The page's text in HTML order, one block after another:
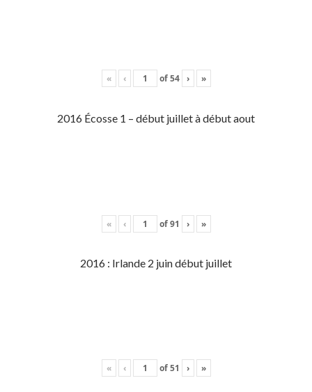
« ‹ of54 › »
2016 Écosse 1 – début juillet à début aout
« ‹ of91 › »
2016 : Irlande 2 juin début juillet
« ‹ of51 › »